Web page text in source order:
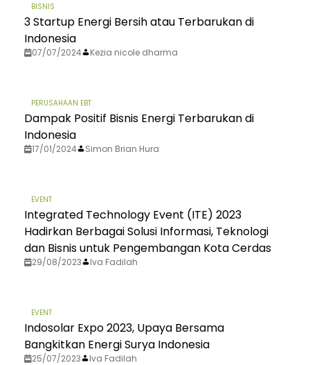
BISNIS
3 Startup Energi Bersih atau Terbarukan di
Indonesia
07/07/2024 Kezia nicole dharma
PERUSAHAAN EBT
Dampak Positif Bisnis Energi Terbarukan di
Indonesia
17/01/2024 Simon Brian Hura
EVENT
Integrated Technology Event (ITE) 2023
Hadirkan Berbagai Solusi Informasi, Teknologi
dan Bisnis untuk Pengembangan Kota Cerdas
29/08/2023 Iva Fadilah
EVENT
Indosolar Expo 2023, Upaya Bersama
Bangkitkan Energi Surya Indonesia
25/07/2023 Iva Fadilah